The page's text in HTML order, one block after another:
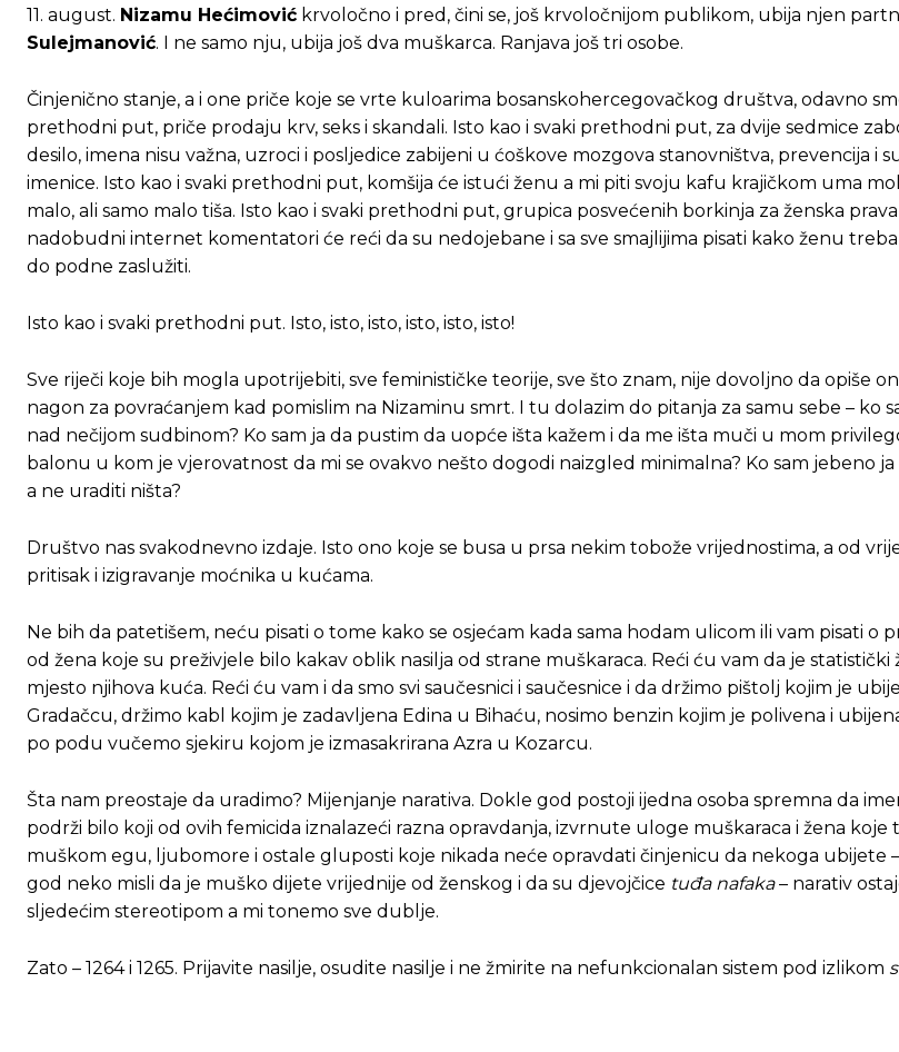
Pusti priču da
Ovim putem želimo da vam se zahvalimo što ste odlučili da pustite Vašu priču da živi,
[wpuf_form id=”7463”]
Pusti priču da
Ovim putem želimo da vam se zahvalimo što ste odlučili da pustite Vašu priču da živi,
[wpuf_form id=”7463”]
11. august. Nizamu Hećimović krvoločno i pred, čini se, još krvoločnijom publikom, ubija njen
Sulejmanović. I ne samo nju, ubija još dva muškarca. Ranjava još tri osobe.
Činjenično stanje, a i one priče koje se vrte kuloarima bosanskohercegovačkog društva, odavno
prethodni put, priče prodaju krv, seks i skandali. Isto kao i svaki prethodni put, za dvije sedmice
desilo, imena nisu važna, uzroci i posljedice zabijeni u ćoškove mozgova stanovništva, prevencija i
imenice. Isto kao i svaki prethodni put, komšija će istući ženu a mi piti svoju kafu krajičkom uma
malo, ali samo malo tiša. Isto kao i svaki prethodni put, grupica posvećenih borkinja za ženska
nadobudni internet komentatori će reći da su nedojebane i sa sve smajlijima pisati kako ženu
do podne zaslužiti.
Isto kao i svaki prethodni put. Isto, isto, isto, isto, isto, isto!
Sve riječi koje bih mogla upotrijebiti, sve feminističke teorije, sve što znam, nije dovoljno da opiše
nagon za povraćanjem kad pomislim na Nizaminu smrt. I tu dolazim do pitanja za samu sebe – ko
nad nečijom sudbinom? Ko sam ja da pustim da uopće išta kažem i da me išta muči u mom
balonu u kom je vjerovatnost da mi se ovakvo nešto dogodi naizgled minimalna? Ko sam jebeno ja
a ne uraditi ništa?
Društvo nas svakodnevno izdaje. Isto ono koje se busa u prsa nekim tobože vrijednostima, a od
pritisak i izigravanje moćnika u kućama.
Ne bih da patetišem, neću pisati o tome kako se osjećam kada sama hodam ulicom ili vam pisati o
od žena koje su preživjele bilo kakav oblik nasilja od strane muškaraca. Reći ću vam da je
mjesto njihova kuća. Reći ću vam i da smo svi saučesnici i saučesnice i da držimo pištolj kojim je
Gradačcu, držimo kabl kojim je zadavljena Edina u Bihaću, nosimo benzin kojim je polivena i
po podu vučemo sjekiru kojom je izmasakrirana Azra u Kozarcu.
Šta nam preostaje da uradimo? Mijenjanje narativa. Dokle god postoji ijedna osoba spremna da
podrži bilo koji od ovih femicida iznalazeći razna opravdanja, izvrnute uloge muškaraca i žena koje
muškom egu, ljubomore i ostale gluposti koje nikada neće opravdati činjenicu da nekoga ubijete
god neko misli da je muško dijete vrijednije od ženskog i da su djevojčice tuđa nafaka– narativ
sljedećim stereotipom a mi tonemo sve dublje.
Zato – 1264 i 1265. Prijavite nasilje, osudite nasilje i ne žmirite na nefunkcionalan sistem pod izlikom